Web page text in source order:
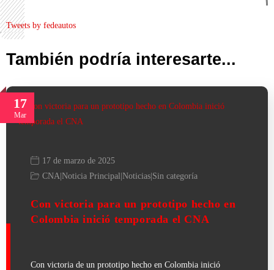
Tweets by fedeautos
También podría interesarte...
17
Mar
17 de marzo de 2025
CNA|Noticia Principal|Noticias|Sin categoría
Con victoria para un prototipo hecho en
Colombia inició temporada el CNA
Con victoria de un prototipo hecho en Colombia inició